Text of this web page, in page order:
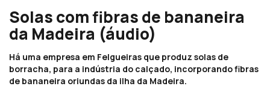
Solas com fibras de bananeira
da Madeira (áudio)
Há uma empresa em Felgueiras que produz solas de
borracha, para a indústria do calçado, incorporando fibras
de bananeira oriundas da ilha da Madeira.